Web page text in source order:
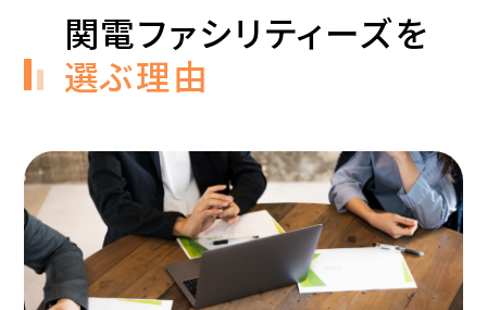
トップページ
About
KFAブランドビジョン「Facility Driven」
事業・業務内容について
Work & People
社員インタビュー
関電ファシリティーズを
選ぶ理由